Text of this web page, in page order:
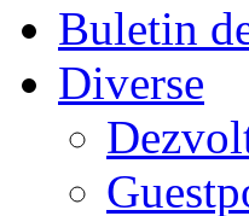
Buletin
Diverse